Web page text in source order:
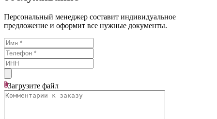
Персональный менеджер составит индивидуальное
предложение и оформит все нужные документы.
Загрузите файл